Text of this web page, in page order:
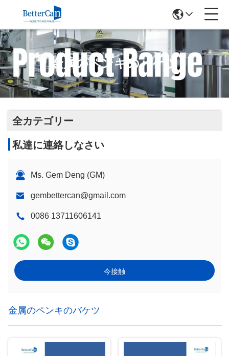
金属のペンキのバケツ
全カテゴリー
私達に連絡しなさい
Ms. Gem Deng (GM)
gembettercan@gmail.com
0086 13711606141
今接触
金属のペンキのバケツ